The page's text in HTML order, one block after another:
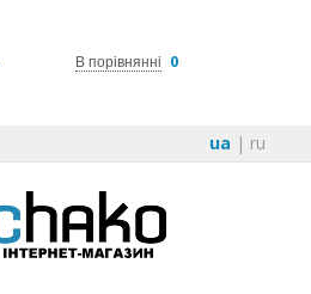
В порівнянні 0
ua | ru